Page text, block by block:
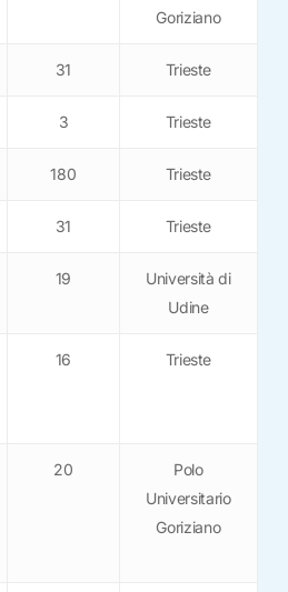
Goriziano
31 Trieste
3 Trieste
180 Trieste
31 Trieste
19
Università di
Udine
16 Trieste
20
Polo
Universitario
Goriziano